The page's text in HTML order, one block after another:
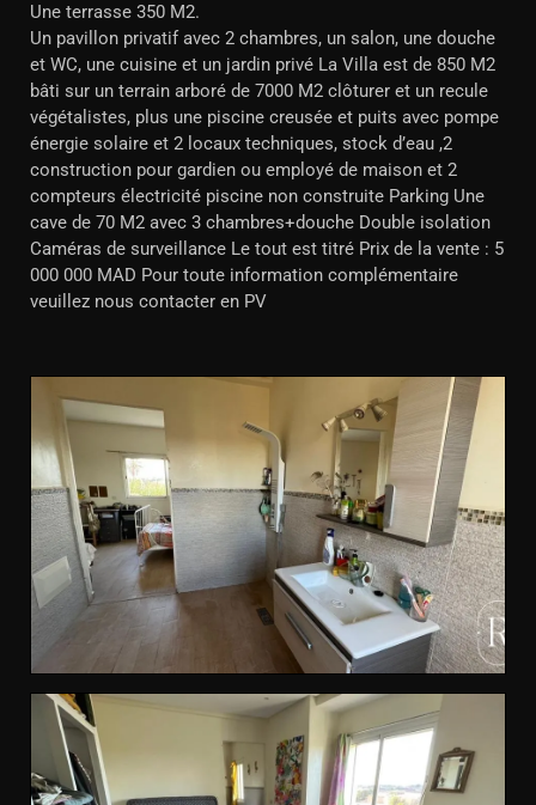
Une terrasse 350 M2.
Un pavillon privatif avec 2 chambres, un salon, une douche
et WC, une cuisine et un jardin privé La Villa est de 850 M2
bâti sur un terrain arboré de 7000 M2 clôturer et un recule
végétalistes, plus une piscine creusée et puits avec pompe
énergie solaire et 2 locaux techniques, stock d’eau ,2
construction pour gardien ou employé de maison et 2
compteurs électricité piscine non construite Parking Une
cave de 70 M2 avec 3 chambres+douche Double isolation
Caméras de surveillance Le tout est titré Prix de la vente : 5
000 000 MAD Pour toute information complémentaire
veuillez nous contacter en PV